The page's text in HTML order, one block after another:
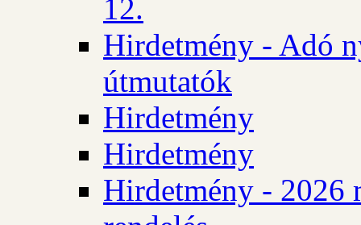
12.
Hirdetmény - Adó
útmutatók
Hirdetmény
Hirdetmény
Hirdetmény - 2026